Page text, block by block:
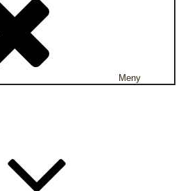
Meny